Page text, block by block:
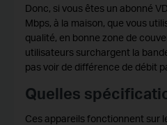
Donc, si vous êtes un abonné
Mbps, à la maison, que vous
qualité, en bonne zone de
utilisateurs surchargent la
pas voir de différence de débit
Quelles
Ces appareils fonctionnent sur